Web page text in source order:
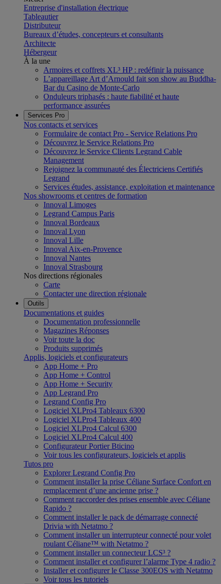
Entreprise d'installation électrique
Tableautier
Distributeur
Bureaux d’études, concepteurs et consultants
Architecte
Hébergeur
À la une
Armoires et coffrets XL³ HP : redéfinir la puissance
L’appareillage Art d’Arnould fait son show au Buddha-
Bar du Casino de Monte-Carlo
Onduleurs triphasés : haute fiabilité et haute
performance assurées
Services Pro
Nos contacts et services
Formulaire de contact Pro - Service Relations Pro
Découvrez le Service Relations Pro
Découvrez le Service Clients Legrand Cable
Management
Rejoignez la communauté des Électriciens Certifiés
Legrand
Services études, assistance, exploitation et maintenance
Nos showrooms et centres de formation
Innoval Limoges
Legrand Campus Paris
Innoval Bordeaux
Innoval Lyon
Innoval Lille
Innoval Aix-en-Provence
Innoval Nantes
Innoval Strasbourg
Nos directions régionales
Carte
Contacter une direction régionale
Outils
Documentations et guides
Documentation professionnelle
Magazines Réponses
Voir toute la doc
Produits supprimés
Applis, logiciels et configurateurs
App Home + Pro
App Home + Control
App Home + Security
App Legrand Pro
Legrand Config Pro
Logiciel XLPro4 Tableaux 6300
Logiciel XLPro4 Tableaux 400
Logiciel XLPro4 Calcul 6300
Logiciel XLPro4 Calcul 400
Configurateur Portier Bticino
Voir tous les configurateurs, logiciels et applis
Tutos pro
Explorer Legrand Config Pro
Comment installer la prise Céliane Surface Confort en
remplacement d’une ancienne prise ?
Comment raccorder des prises ensemble avec Céliane
Rapido ?
Comment installer le pack de démarrage connecté
Drivia with Netatmo ?
Comment installer un interrupteur connecté pour volet
roulant Céliane™ with Netatmo ?
Comment installer un connecteur LCS³ ?
Comment installer et configurer l’alarme Type 4 radio ?
Installer et configurer le Classe 300EOS with Netatmo
Voir tous les tutoriels